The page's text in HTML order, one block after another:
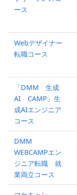
ース
Webデザイナー
転職コース
「DMM 生成
AI CAMP」生
成AIエンジニア
コース
DMM
WEBCAMPエン
ジニア転職 就
業両立コース